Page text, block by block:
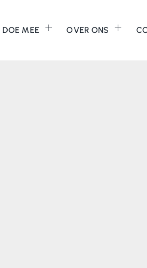
DOE MEE OVER ONS